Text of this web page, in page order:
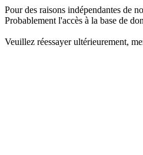
Pour des raisons indépendantes de
Probablement l'accès à la base de
Veuillez réessayer ultérieurement,